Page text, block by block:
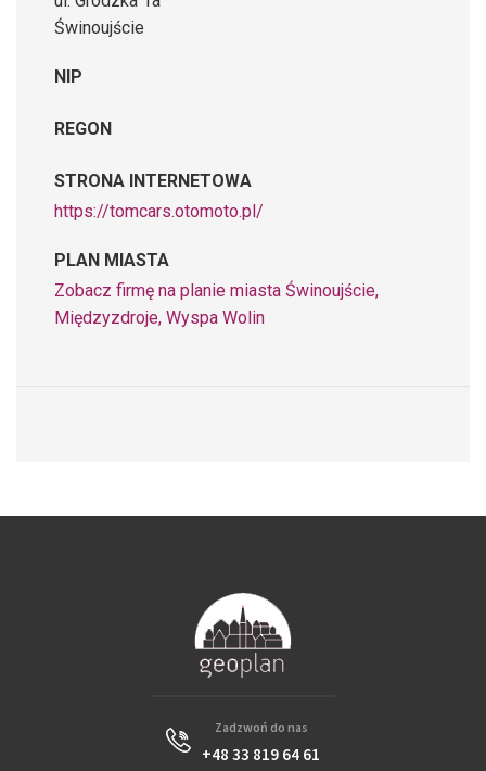
Świnoujście
NIP
REGON
STRONA INTERNETOWA
https://tomcars.otomoto.pl/
PLAN MIASTA
Zobacz firmę na planie miasta Świnoujście,
Międzyzdroje, Wyspa Wolin
Zadzwoń do nas
+48 33 819 64 61